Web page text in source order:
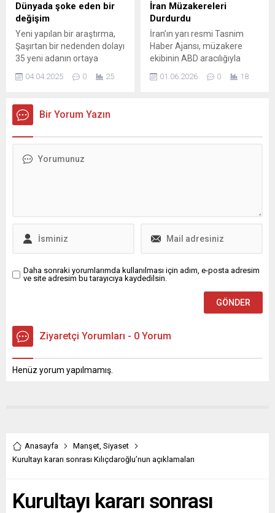
Dünyada şoke eden bir
değişim
Yeni yapılan bir araştırma,
Şaşırtan bir nedenden dolayı
35 yeni adanın ortaya
çıktığını ortaya koydu.
Uzmanlar, bu değişimin
öneme sahip olduğuna
dikkat çekti. İşte tüm
04.04.2025 0 25
İran Müzakereleri
Durdurdu
İran’ın yarı resmi Tasnim
Haber Ajansı, müzakere
ekibinin ABD aracılığıyla
yürütülen mesaj alışverişini
kesme kararı aldığını bildirdi.
01.06.2026 0 18
Bir Yorum Yazın
Daha sonraki yorumlarımda kullanılması için adım, e-posta adresim
ve site adresim bu tarayıcıya kaydedilsin.
Ziyaretçi Yorumları - 0 Yorum
Henüz yorum yapılmamış.
Anasayfa Manşet, Siyaset
Kurultayı kararı sonrası Kılıçdaroğlu’nun açıklamaları
Kurultayı kararı sonrası